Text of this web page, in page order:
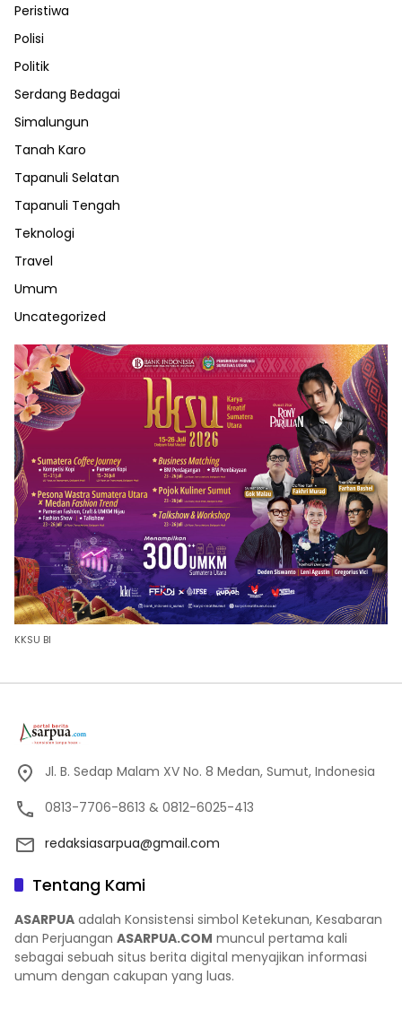
Peristiwa
Polisi
Politik
Serdang Bedagai
Simalungun
Tanah Karo
Tapanuli Selatan
Tapanuli Tengah
Teknologi
Travel
Umum
Uncategorized
KKSU BI
Jl. B. Sedap Malam XV No. 8 Medan, Sumut, Indonesia
0813-7706-8613 & 0812-6025-413
redaksiasarpua@gmail.com
Tentang Kami
ASARPUA adalah Konsistensi simbol Ketekunan, Kesabaran
dan Perjuangan ASARPUA.COM muncul pertama kali
sebagai sebuah situs berita digital menyajikan informasi
umum dengan cakupan yang luas.